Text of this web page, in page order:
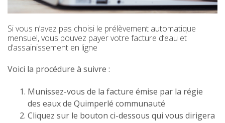
Si vous n’avez pas choisi le prélèvement automatique
mensuel, vous pouvez payer votre facture d’eau et
d’assainissement en ligne
Voici la procédure à suivre :
Munissez-vous de la facture émise par la régie
des eaux de Quimperlé communauté
Cliquez sur le bouton ci-dessous qui vous dirigera